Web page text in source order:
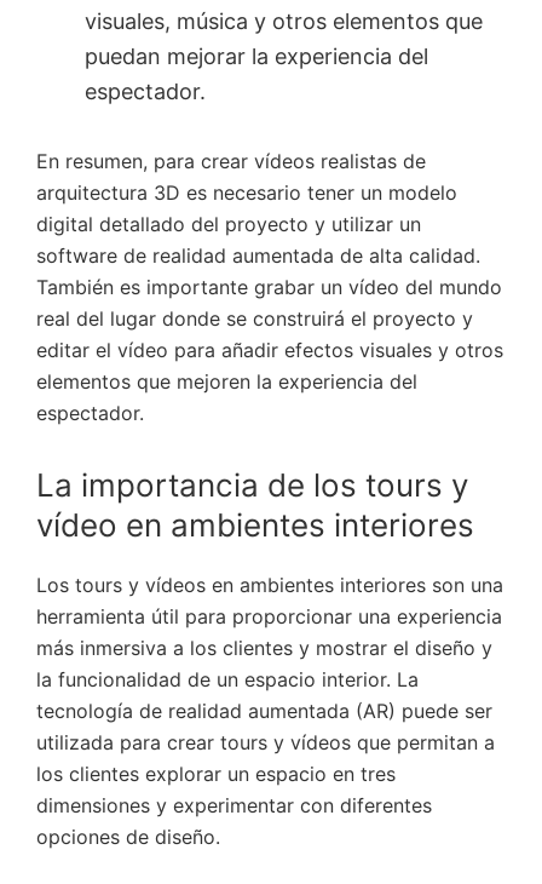
visuales, música y otros elementos que
puedan mejorar la experiencia del
espectador.
En resumen, para crear vídeos realistas de
arquitectura 3D es necesario tener un modelo
digital detallado del proyecto y utilizar un
software de realidad aumentada de alta calidad.
También es importante grabar un vídeo del mundo
real del lugar donde se construirá el proyecto y
editar el vídeo para añadir efectos visuales y otros
elementos que mejoren la experiencia del
espectador.
La importancia de los tours y
vídeo en ambientes interiores
Los tours y vídeos en ambientes interiores son una
herramienta útil para proporcionar una experiencia
más inmersiva a los clientes y mostrar el diseño y
la funcionalidad de un espacio interior. La
tecnología de realidad aumentada (AR) puede ser
utilizada para crear tours y vídeos que permitan a
los clientes explorar un espacio en tres
dimensiones y experimentar con diferentes
opciones de diseño.